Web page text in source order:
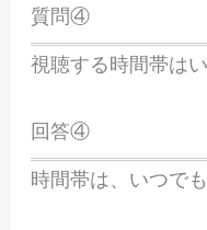
質問④
視聴する時間帯は
回答④
時間帯は、いつで